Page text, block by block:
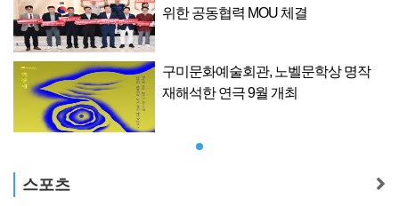
위한 공동협력 MOU 체결
구미문화예술회관, 노벨문학상 명작
재해석한 연극 9월 개최
스포츠